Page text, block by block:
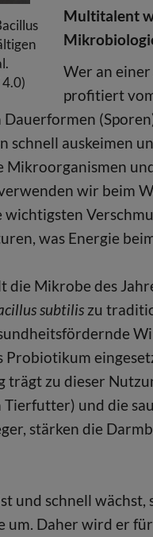
Multitalent
Wer an
profitiert
schnell auskeimen
Mikroorganismen
wir beim
wichtigsten
was Energie
Mikrobe des
subtilis zu
Probiotikum
zu dieser
und die
stärken die
und schnell
Daher wird er